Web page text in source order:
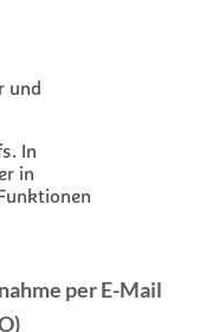
und
In
in
per E-Mail